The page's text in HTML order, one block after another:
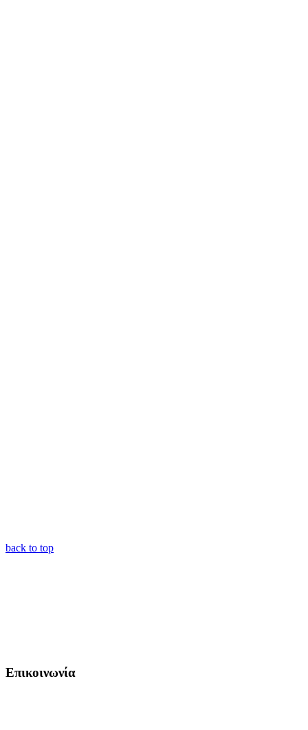
back to top
Επικοινωνία